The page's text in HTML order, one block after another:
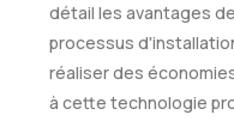
détail les avantages
processus
réaliser des
à cette technologie